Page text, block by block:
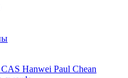
CAS Hanwei Paul Chean